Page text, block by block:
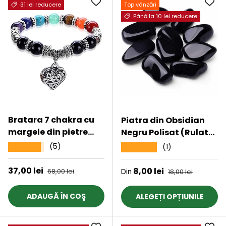
de bine
31 lei reducere
Bratara 7 chakra cu
margele din pietre
semipretioase si
pandantiv inima
10mm
(5)
Preț de vânzare
37,00 lei Preț obișnuit
68,00 lei
ADAUGĂ ÎN COŞ
Top vânzări
Până la 10 lei reducere
Piatra din Obsidian
Negru Polisat (Rulat)
3-4 cm Ideale pentru
Reiki si Vindecare
Energetica
(1)
Preț de vânzare
Din 8,00 lei Preț obișnuit
18,00 lei
ALEGEȚI OPȚIUNILE